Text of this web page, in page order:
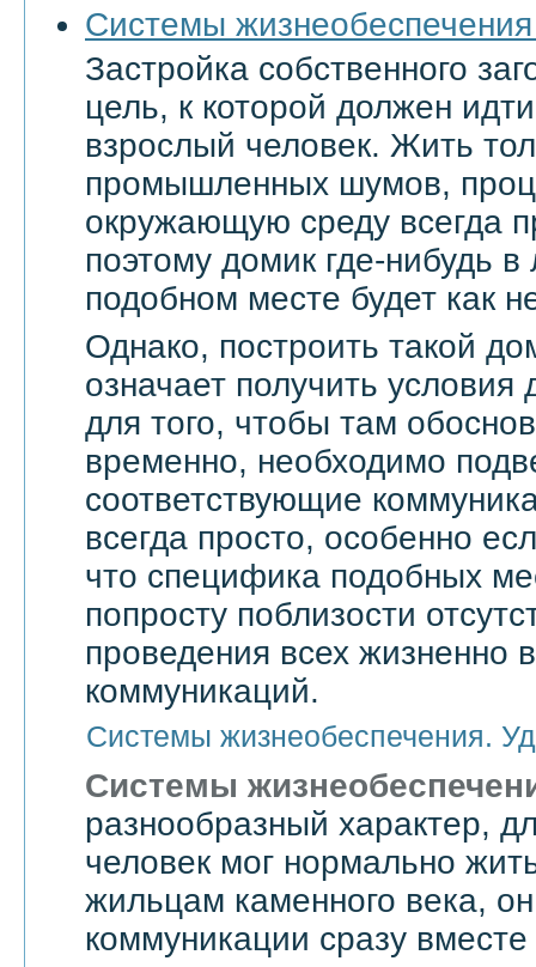
Системы
Застройка собственного
цель, к которой должен
взрослый человек. Жить
промышленных шумов,
окружающую среду всегда
поэтому домик где-нибудь
подобном месте будет как
Однако, построить такой
означает получить
для того, чтобы там
временно, необходимо
соответствующие
всегда просто, особенно
что специфика подобных
попросту поблизости
проведения всех жизненно
коммуникаций.
Системы жизнеобеспечения.
Системы
разнообразный характер,
человек мог нормально
жильцам каменного века,
коммуникации сразу